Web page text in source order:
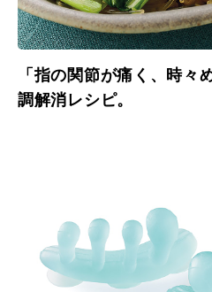
「指の関節が痛く、時々
調解消レシピ。